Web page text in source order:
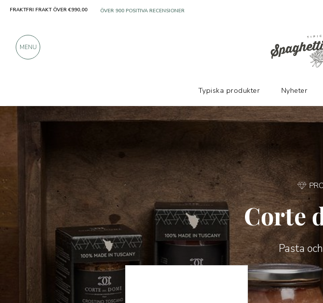
Corte
Pasta
Producenter Corte del Dome
FRAKTFRI FRAKT ÖVER €990,00 ENDAST PRODUKTER FRÅN UTMÄRKTA TILLVERKARE
MENU
Typiska produkter Nyheter